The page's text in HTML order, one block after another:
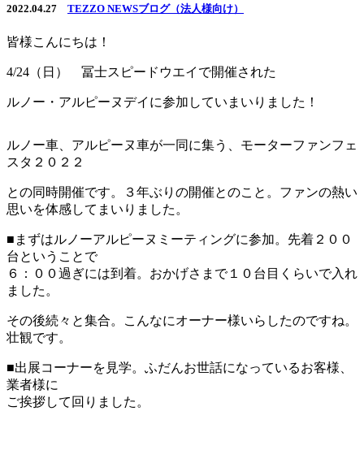
2022.04.27 TEZZO NEWSブログ（法人様向け）
皆様こんにちは！
4/24（日） 冨士スピードウエイで開催された
ルノー・アルピーヌデイに参加していまいりました！
ルノー車、アルピーヌ車が一同に集う、モーターファンフェ
スタ２０２２
との同時開催です。３年ぶりの開催とのこと。ファンの熱い
思いを体感してまいりました。
■まずはルノーアルピーヌミーティングに参加。先着２００
台ということで
６：００過ぎには到着。おかげさまで１０台目くらいで入れ
ました。
その後続々と集合。こんなにオーナー様いらしたのですね。
壮観です。
■出展コーナーを見学。ふだんお世話になっているお客様、
業者様に
ご挨拶して回りました。